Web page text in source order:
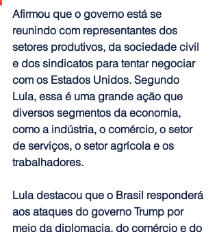
Afirmou que o governo está se
reunindo com representantes dos
setores produtivos, da sociedade civil
e dos sindicatos para tentar negociar
com os Estados Unidos. Segundo
Lula, essa é uma grande ação que
diversos segmentos da economia,
como a indústria, o comércio, o setor
de serviços, o setor agrícola e os
trabalhadores.
Lula destacou que o Brasil responderá
aos ataques do governo Trump por
meio da diplomacia, do comércio e do